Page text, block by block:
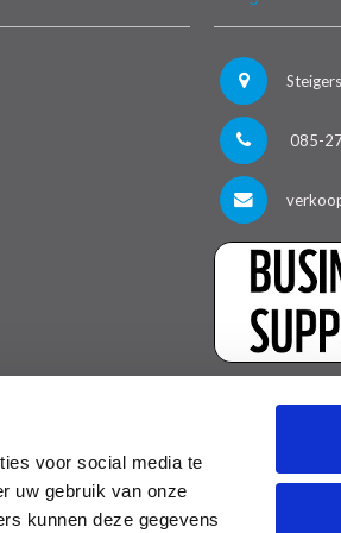
voor social media te
uw gebruik van onze
kunnen deze gegevens
085-